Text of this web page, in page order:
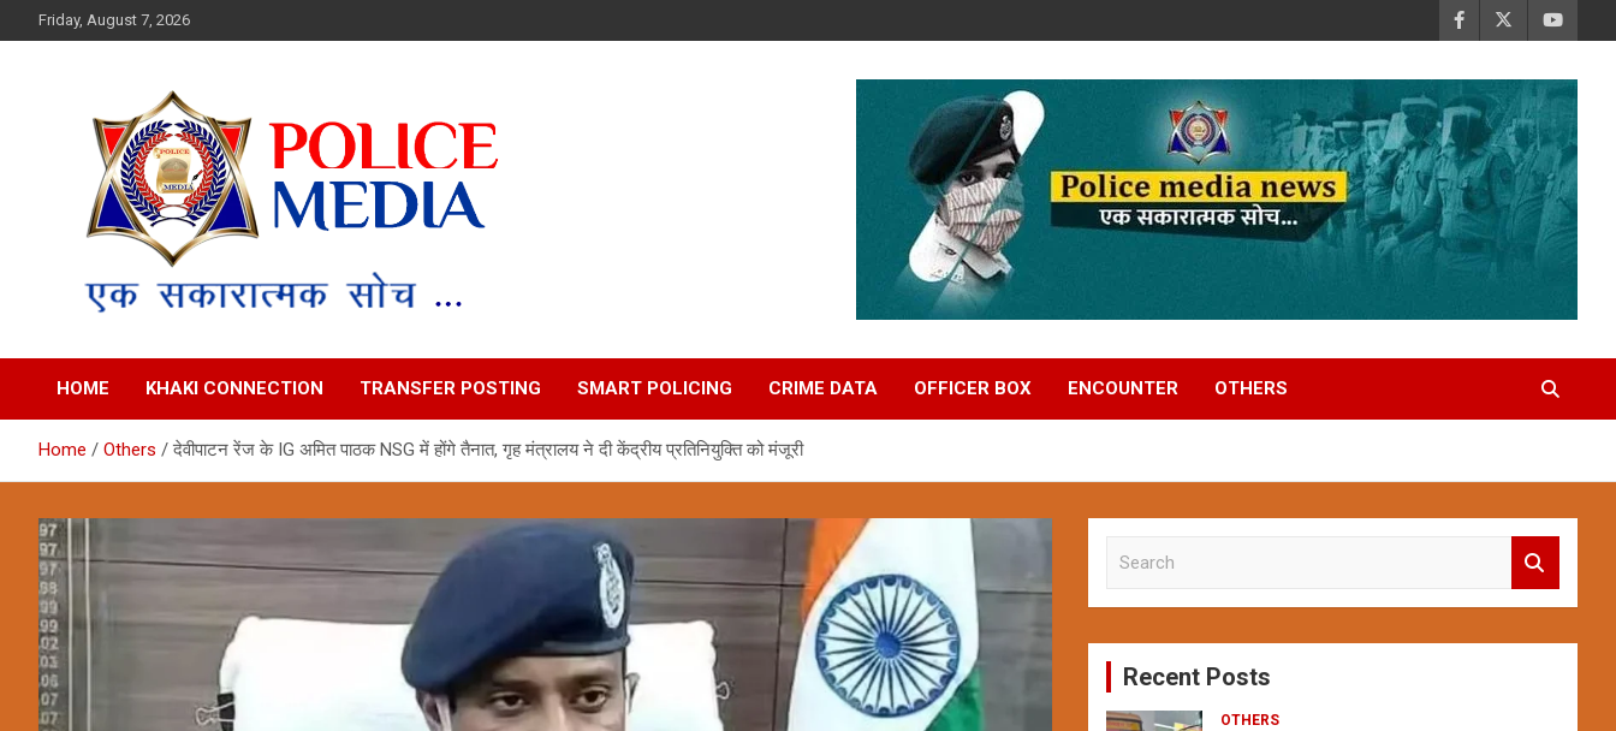
to
Friday, August 7, 2026
Police Media News
HOME KHAKI CONNECTION TRANSFER POSTING SMART POLICING CRIME DATA OFFICER BOX ENCOUNTER OTHERS
Home Others देवीपाटन रेंज के IG अमित पाठक NSG में होंगे तैनात, गृह मंत्रालय ने दी केंद्रीय प्रतिनियुक्ति को मंजूरी
c
Recent Posts
OTHERS